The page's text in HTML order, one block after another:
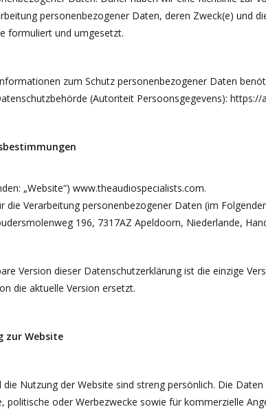
personenbezogener Daten, deren Zweck(e) und
formuliert und umgesetzt.
zum Schutz personenbezogener Daten
(Autoriteit Persoonsgegevens):
„Website“) www.theaudiospecialists.com.
die Verarbeitung personenbezogener Daten (im
196, 7317AZ Apeldoorn, Niederlande,
Version dieser Datenschutzerklärung ist die einzige
die aktuelle Version ersetzt.
zur Website
Nutzung der Website sind streng persönlich. Die
politische oder Werbezwecke sowie für kommerzielle